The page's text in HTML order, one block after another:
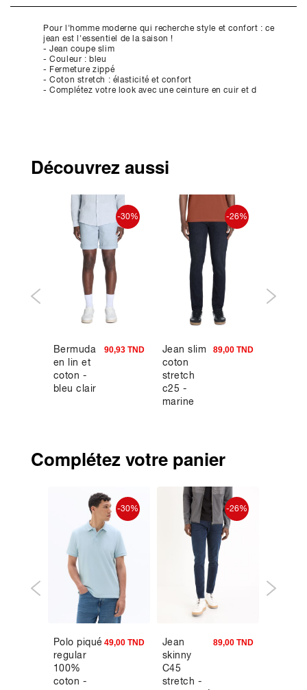
Pour l'homme moderne qui recherche style et confort : ce
jean est l'essentiel de la saison !
- Jean coupe slim
- Couleur : bleu
- Fermeture zippé
- Coton stretch : élasticité et confort
- Complétez votre look avec une ceinture en cuir et d
Découvrez aussi
-30%
Bermuda
en lin et
coton -
bleu clair
90,93 TND
-26%
Jean slim
coton
stretch
c25 -
marine
89,00 TND
Complétez votre panier
-30%
Polo piqué
regular
100%
coton -
49,00 TND
-26%
Jean
skinny
C45
stretch -
89,00 TND